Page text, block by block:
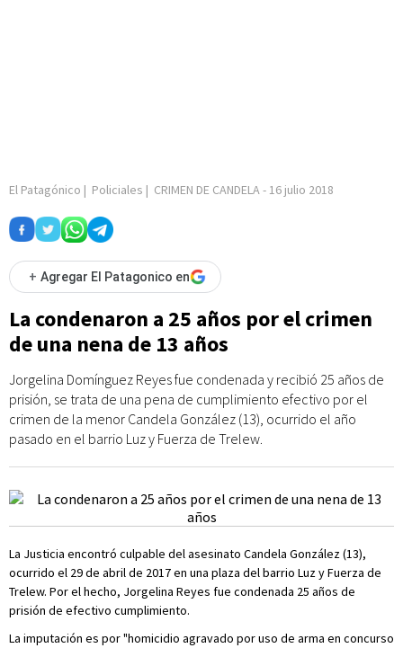
El Patagónico | Policiales | CRIMEN DE CANDELA- 16 julio 2018
+ Agregar El Patagonico en
La condenaron a 25 años por el crimen
de una nena de 13 años
Jorgelina Domínguez Reyes fue condenada y recibió 25 años de
prisión, se trata de una pena de cumplimiento efectivo por el
crimen de la menor Candela González (13), ocurrido el año
pasado en el barrio Luz y Fuerza de Trelew.
La Justicia encontró culpable del asesinato Candela González (13),
ocurrido el 29 de abril de 2017 en una plaza del barrio Luz y Fuerza de
Trelew. Por el hecho, Jorgelina Reyes fue condenada 25 años de
prisión de efectivo cumplimiento.
La imputación es por "homicidio agravado por uso de arma en concurso